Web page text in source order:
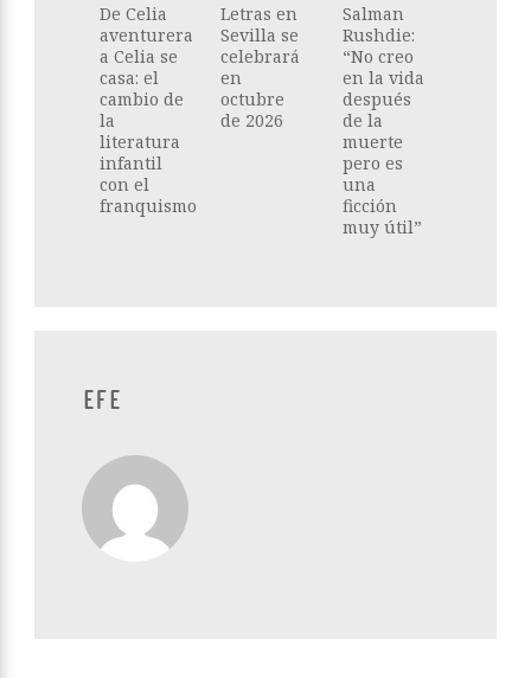
De Celia
aventurera
a Celia se
casa: el
cambio de
la
literatura
infantil
con el
franquismo
Letras en
Sevilla se
celebrará
en
octubre
de 2026
Salman
Rushdie:
“No creo
en la vida
después
de la
muerte
pero es
una
ficción
muy útil”
EFE